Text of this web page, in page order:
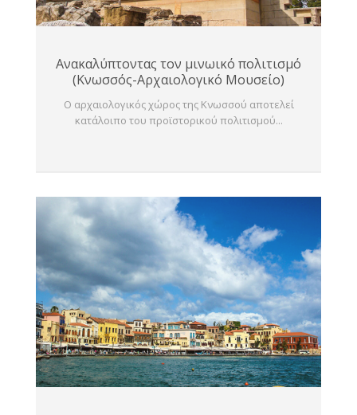
Ανακαλύπτοντας τον μινωικό πολιτισμό
(Κνωσσός-Αρχαιολογικό Μουσείο)
Ο αρχαιολογικός χώρος της Κνωσσού αποτελεί
κατάλοιπο του προϊστορικού πολιτισμού...